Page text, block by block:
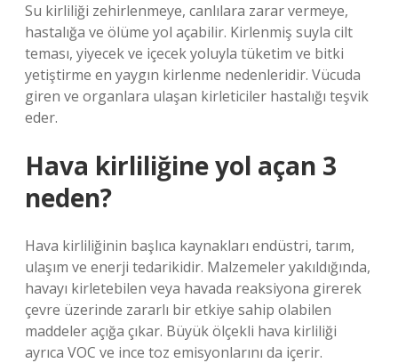
Su kirliliği zehirlenmeye, canlılara zarar vermeye,
hastalığa ve ölüme yol açabilir. Kirlenmiş suyla cilt
teması, yiyecek ve içecek yoluyla tüketim ve bitki
yetiştirme en yaygın kirlenme nedenleridir. Vücuda
giren ve organlara ulaşan kirleticiler hastalığı teşvik
eder.
Hava kirliliğine yol açan 3
neden?
Hava kirliliğinin başlıca kaynakları endüstri, tarım,
ulaşım ve enerji tedarikidir. Malzemeler yakıldığında,
havayı kirletebilen veya havada reaksiyona girerek
çevre üzerinde zararlı bir etkiye sahip olabilen
maddeler açığa çıkar. Büyük ölçekli hava kirliliği
ayrıca VOC ve ince toz emisyonlarını da içerir.